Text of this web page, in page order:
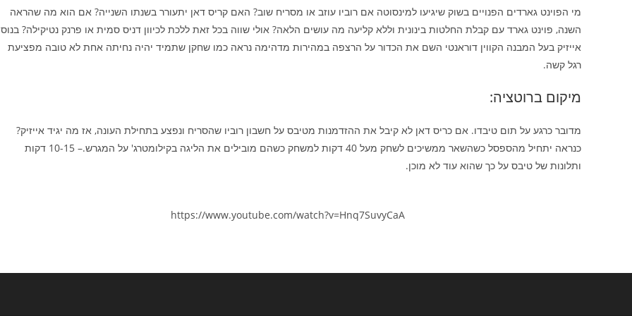
מי הפוינט גארדים הפנויים בשוק שיגיעו למינסוטה אם רוביו עוזב או מסריח שוב? האם קריס דאן יתעורר בשנתו השנייה? אם הוא מה שהראה
השנה, פוינט גארד עם קבלת החלטות בינונית וללא קליעה מה עושים הלאה? אולי שווה בכל זאת ללכת לכיוון דניס סמית או פרנק נטיקילה?
אייזיק בעל המבנה הקווין דוראנטי השם את הכדור על הרצפה במהירות מדהימה נראה כמו שחקן שתמיד יהיה נחיתה אחת לא טובה מפציעת
רגל קשה.
מיקום ברוטציה:
מדובר כרגע על תום טיבדו. אם כריס דאן לא קיבל את ההזדמנות מטיבס על חשבון רוביו שהסריח ונפצע בתחילת העונה, אז מה יגיד אייזיק?
כנראה יתחיל מהספסל כשהשאר ממשיכים לשחק מעל 40 דקות למשחק כשהם מובילים את הליגה בקילומטרג' על המגרש.– 10-15 דקות
ותלונות של טיבס על כך שהוא עוד לא מוכן.
https://www.youtube.com/watch?v=Hnq7SuvyCaA